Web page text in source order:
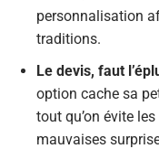
personnalisation
traditions.
Le devis, faut
option cache sa
tout qu’on évite
mauvaises